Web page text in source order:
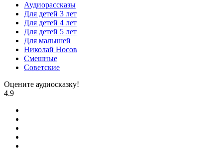
Аудиорассказы
Для детей 3 лет
Для детей 4 лет
Для детей 5 лет
Для малышей
Николай Носов
Смешные
Советские
Оцените аудиосказку!
4.9